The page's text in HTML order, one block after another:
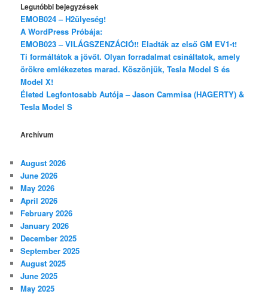
Legutóbbi bejegyzések
EMOB024 – H2ülyeség!
A WordPress Próbája:
EMOB023 – VILÁGSZENZÁCIÓ!! Eladták az első GM EV1-t!
Ti formáltátok a jövőt. Olyan forradalmat csináltatok, amely
örökre emlékezetes marad. Köszönjük, Tesla Model S és
Model X!
Életed Legfontosabb Autója – Jason Cammisa (HAGERTY) &
Tesla Model S
Archívum
August 2026
June 2026
May 2026
April 2026
February 2026
January 2026
December 2025
September 2025
August 2025
June 2025
May 2025